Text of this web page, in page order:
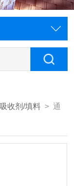
吸收剂/填料 > 通